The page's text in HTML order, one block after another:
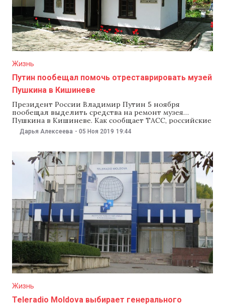
Жизнь
Путин пообещал помочь отреставрировать музей
Пушкина в Кишиневе
Президент России Владимир Путин 5 ноября
пообещал выделить средства на ремонт музея
Пушкина в Кишиневе. Как сообщает ТАСС, российские
власти готовятся к празднованию юбилея поэта в
2024 году. «Что касается тех объектов, которые
Молдове находится музей. С властями Молдовы
переговорим,
Дарья Алексеева - 05 Ноя 2019 19:44
Жизнь
Teleradio Moldova выбирает генерального